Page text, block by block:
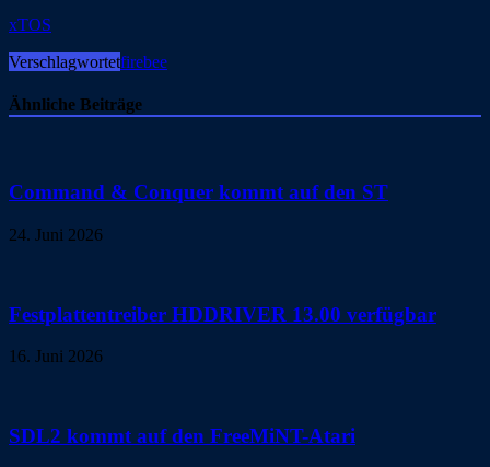
xTOS
Verschlagwortetfirebee
Ähnliche Beiträge
Command & Conquer kommt auf den ST
24. Juni 2026
Festplattentreiber HDDRIVER 13.00 verfügbar
16. Juni 2026
SDL2 kommt auf den FreeMiNT-Atari